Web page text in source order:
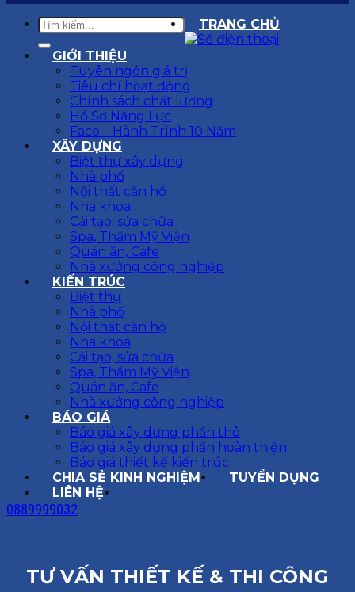
TRANG CHỦ
GIỚI THIỆU
Tuyên ngôn giá trị
Tiêu chí hoạt động
Chính sách chất lượng
Hồ Sơ Năng Lực
Faco – Hành Trình 10 Năm
XÂY DỰNG
Biệt thự xây dựng
Nhà phố
Nội thất căn hộ
Nha khoa
Cải tạo, sửa chữa
Spa, Thẩm Mỹ Viện
Quán ăn, Cafe
Nhà xưởng công nghiệp
KIẾN TRÚC
Biệt thự
Nhà phố
Nội thất căn hộ
Nha khoa
Cải tạo, sửa chữa
Spa, Thẩm Mỹ Viện
Quán ăn, Cafe
Nhà xưởng công nghiệp
BÁO GIÁ
Báo giá xây dựng phần thô
Báo giá xây dựng phần hoàn thiện
Báo giá thiết kế kiến trúc
CHIA SẺ KINH NGHIỆM
TUYỂN DỤNG
LIÊN HỆ
0889999032
TƯ VẤN THIẾT KẾ & THI CÔNG